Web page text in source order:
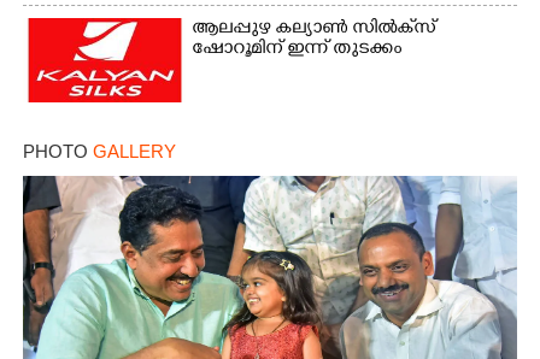
ആലപ്പുഴ കല്യാൺ സിൽക്‌സ്
ഷോറൂമിന് ഇന്ന് തുടക്കം
PHOTO GALLERY